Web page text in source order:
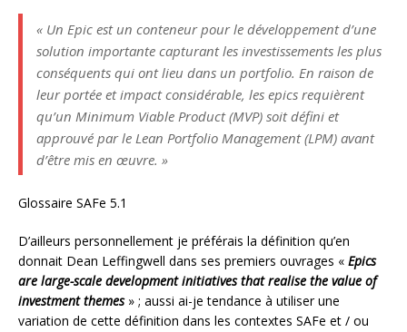
« Un Epic est un conteneur pour le développement d’une
solution importante capturant les investissements les plus
conséquents qui ont lieu dans un portfolio. En raison de
leur portée et impact considérable, les epics requièrent
qu’un Minimum Viable Product (MVP) soit défini et
approuvé par le Lean Portfolio Management (LPM) avant
d’être mis en œuvre. »
Glossaire SAFe 5.1
D’ailleurs personnellement je préférais la définition qu’en
donnait Dean Leffingwell dans ses premiers ouvrages « Epics
are large-scale development initiatives that realise the value of
investment themes» ; aussi ai-je tendance à utiliser une
variation de cette définition dans les contextes SAFe et / ou